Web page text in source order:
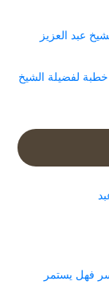
محرم 1448 لفضيلة الشيخ عبد العزيز
بعض الأمور الجالبة لغضب الجبار في 3 صفر 1448 خطبة لفضيلة الشيخ
فهل يستمر